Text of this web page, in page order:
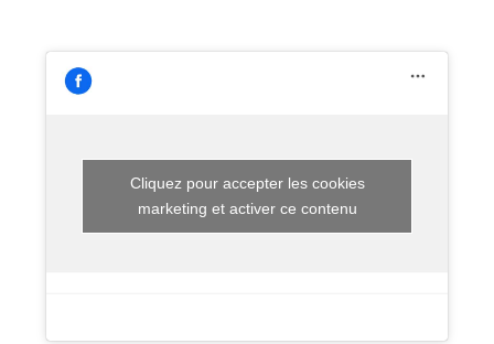
Cliquez pour accepter les cookies
marketing et activer ce contenu